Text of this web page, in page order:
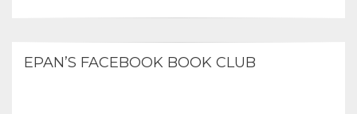
EPAN’S FACEBOOK BOOK CLUB